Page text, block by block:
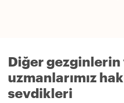
Diğer gezginlerin
uzmanlarımız
sevdikleri